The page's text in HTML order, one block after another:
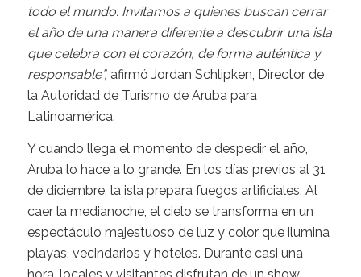
todo el mundo. Invitamos a quienes buscan cerrar
el año de una manera diferente a descubrir una isla
que celebra con el corazón, de forma auténtica y
responsable”, afirmó Jordan Schlipken, Director de
la Autoridad de Turismo de Aruba para
Latinoamérica.
Y cuando llega el momento de despedir el año,
Aruba lo hace a lo grande. En los días previos al 31
de diciembre, la isla prepara fuegos artificiales. Al
caer la medianoche, el cielo se transforma en un
espectáculo majestuoso de luz y color que ilumina
playas, vecindarios y hoteles. Durante casi una
hora, locales y visitantes disfrutan de un show